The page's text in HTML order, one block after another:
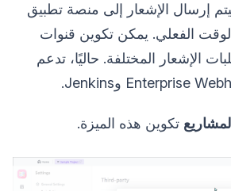
إرسال الإشعار إلى منصة تطبيق
الفعلي. يمكن تكوين قنوات
الإشعار المختلفة. حاليًا، تدعم
تكوين هذه الميزة.